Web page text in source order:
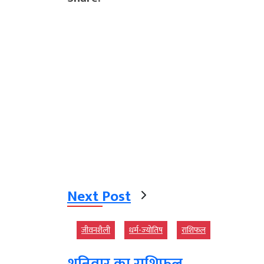
Next Post
जीवनशैली धर्म-ज्‍योतिष राशिफल